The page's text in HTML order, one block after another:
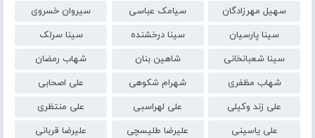
سهیل مهرزادگان
سیامک عباسی
سیروان خسروی
سینا پارسیان
سینا درخشنده
سینا سرلک
سینا شعبانخانی
شاهین بنان
شهاب رمضان
شهاب مظفری
شهرام شکوهی
علی اصحابی
علی زند وکیلی
علی لهراسبی
علی منتظری
علی یاسینی
علیرضا طلیسچی
علیرضا قربانی